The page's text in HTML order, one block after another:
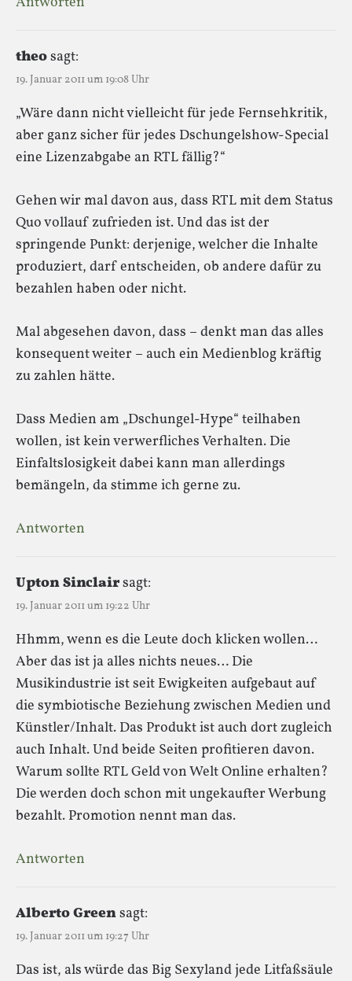
theosagt:
19. Januar 2011 um 19:08 Uhr
„Wäre dann nicht vielleicht für jede Fernsehkritik,
aber ganz sicher für jedes Dschungelshow-Special
eine Lizenzabgabe an RTL fällig?“
Gehen wir mal davon aus, dass RTL mit dem Status
Quo vollauf zufrieden ist. Und das ist der
springende Punkt: derjenige, welcher die Inhalte
produziert, darf entscheiden, ob andere dafür zu
bezahlen haben oder nicht.
Mal abgesehen davon, dass – denkt man das alles
konsequent weiter – auch ein Medienblog kräftig
zu zahlen hätte.
Dass Medien am „Dschungel-Hype“ teilhaben
wollen, ist kein verwerfliches Verhalten. Die
Einfaltslosigkeit dabei kann man allerdings
bemängeln, da stimme ich gerne zu.
Antworten
Upton Sinclairsagt:
19. Januar 2011 um 19:22 Uhr
Hhmm, wenn es die Leute doch klicken wollen…
Aber das ist ja alles nichts neues… Die
Musikindustrie ist seit Ewigkeiten aufgebaut auf
die symbiotische Beziehung zwischen Medien und
Künstler/Inhalt. Das Produkt ist auch dort zugleich
auch Inhalt. Und beide Seiten profitieren davon.
Warum sollte RTL Geld von Welt Online erhalten?
Die werden doch schon mit ungekaufter Werbung
bezahlt. Promotion nennt man das.
Antworten
Alberto Greensagt:
19. Januar 2011 um 19:27 Uhr
Das ist, als würde das Big Sexyland jede Litfaßsäule